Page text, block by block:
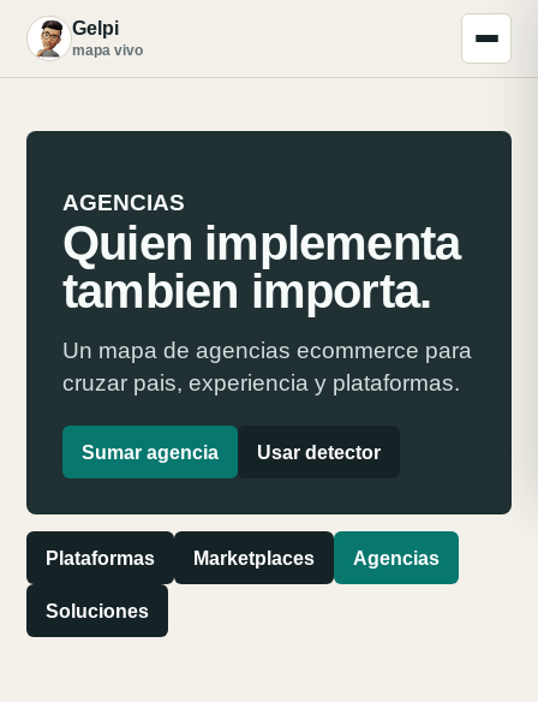
G Gelpi
mapa vivo
AGENCIAS
Quien implementa
tambien importa.
Un mapa de agencias ecommerce para
cruzar pais, experiencia y plataformas.
Sumar agencia Usar detector
Plataformas Marketplaces Agencias
Soluciones